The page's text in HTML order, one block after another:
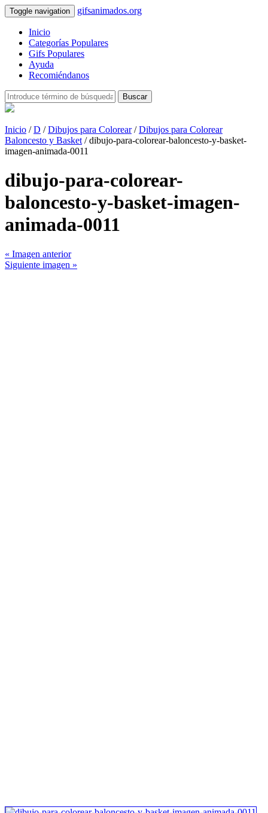
Toggle navigation gifsanimados.org
Inicio
Categorías Populares
Gifs Populares
Ayuda
Recomiéndanos
Buscar
Inicio /D /Dibujos para Colorear/Dibujos para Colorear
Baloncesto y Basket / dibujo-para-colorear-baloncesto-y-basket-
imagen-animada-0011
dibujo-para-colorear-
baloncesto-y-basket-imagen-
animada-0011
« Imagen anterior
Siguiente imagen »